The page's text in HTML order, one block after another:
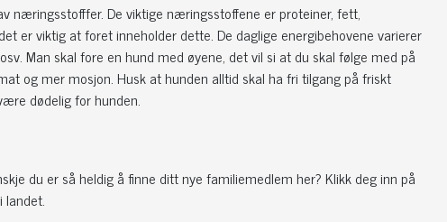
næringsstofffer. De viktige næringsstoffene er proteiner, fett,
er viktig at foret inneholder dette. De daglige energibehovene varierer
Man skal fore en hund med øyene, det vil si at du skal følge med på
og mer mosjon. Husk at hunden alltid skal ha fri tilgang på friskt
dødelig for hunden.
du er så heldig å finne ditt nye familiemedlem her? Klikk deg inn på
landet.